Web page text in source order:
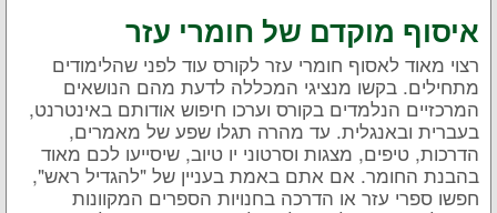
איסוף מוקדם של חומרי עזר
רצוי מאוד לאסוף חומרי עזר לקורס עוד לפני שהלימודים
מתחילים. בקשו מנציגי המכללה לדעת מהם הנושאים
המרכזיים הנלמדים בקורס וערכו חיפוש אודותם באינטרנט,
בעברית ובאנגלית. עד מהרה תגלו שפע של מאמרים,
הדרכות, טיפים, מצגות וסרטוני יו טיוב, שיסייעו לכם מאוד
בהבנת החומר. אם אתם באמת בעניין של "להגדיל ראש",
חפשו ספרי עזר או הדרכה בחנויות הספרים המקוונות